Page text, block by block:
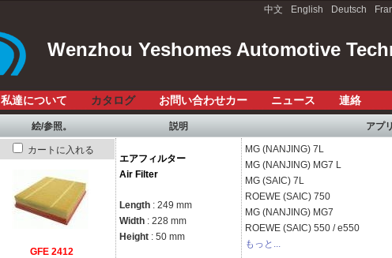
中文 English Deutsch
Wenzhou Yeshomes Automotive
私達について カタログ お問い合わせカー ニュース 連絡
絵/参照。 説明 アプ
カートに入れる
GFE 2412
エアフィルター
Air Filter
Length : 249 mm
Width : 228 mm
Height : 50 mm
MG (NANJING) 7L
MG (NANJING) MG7 L
MG (SAIC) 7L
ROEWE (SAIC) 750
MG (NANJING) MG7
ROEWE (SAIC) 550 / e550
もっと...